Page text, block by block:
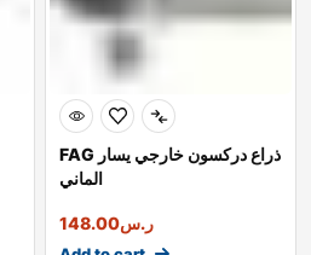
FAG ذراع دركسون خارجي يسار
الماني
ر.س148.00